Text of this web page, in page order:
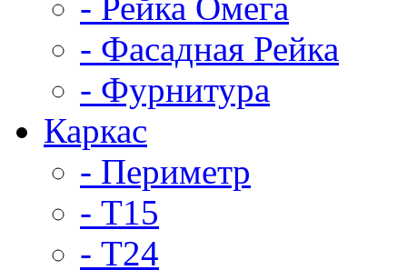
- Фасадная Рейка
- Фурнитура
Каркас
- Периметр
- Т15
- Т24